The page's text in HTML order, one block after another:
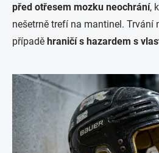
před otřesem mozku neochrání,
nešetrně trefí na mantinel. Trvání
případě hraničí s hazardem s